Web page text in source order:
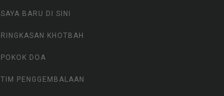
SAYA BARU DI SINI
RINGKASAN KHOTBAH
POKOK DOA
TIM PENGGEMBALAAN